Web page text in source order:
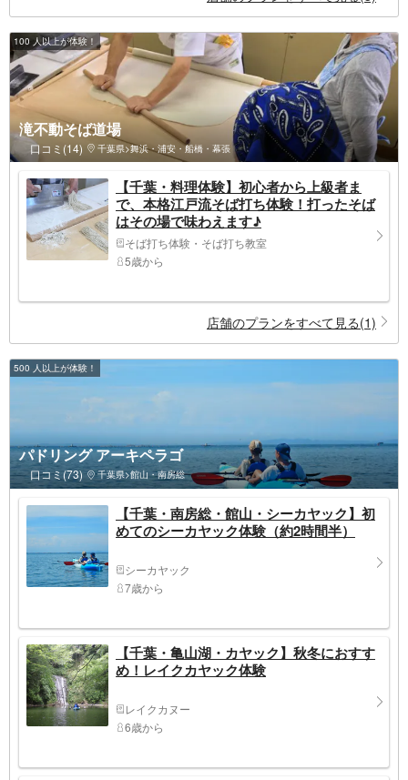
100 人以上が体験！
滝不動そば道場
口コミ(14) 千葉県>舞浜・浦安・船橋・幕張
【千葉・料理体験】初心者から上級者ま
で、本格江戸流そば打ち体験！打ったそば
はその場で味わえます♪
そば打ち体験・そば打ち教室
5歳から
店舗のプランをすべて見る(1)
500 人以上が体験！
パドリング アーキペラゴ
口コミ(73) 千葉県>館山・南房総
【千葉・南房総・館山・シーカヤック】初
めてのシーカヤック体験（約2時間半）
シーカヤック
7歳から
【千葉・亀山湖・カヤック】秋冬におすす
め！レイクカヤック体験
レイクカヌー
6歳から